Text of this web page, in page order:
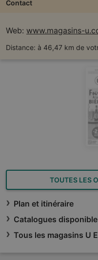
Contact
Web: www.magasins-
Distance: à 46,47 km de
TOUTES LES
Plan et itinéraire
Catalogues
Tous les magasins U